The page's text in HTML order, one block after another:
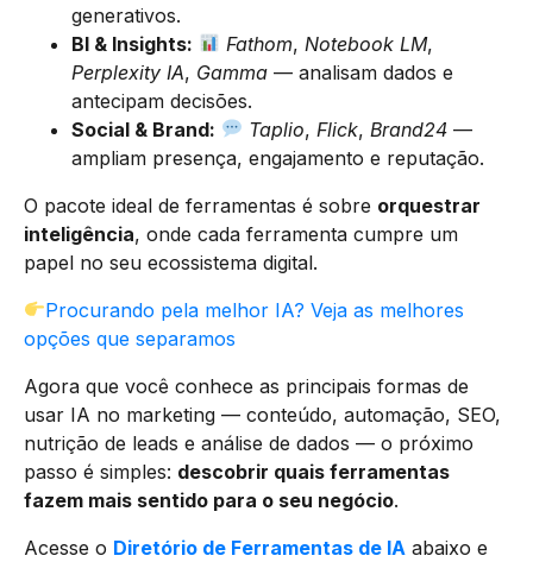
generativos.
BI & Insights:
Fathom, Notebook LM,
Perplexity IA, Gamma — analisam dados e
antecipam decisões.
Social & Brand:
Taplio, Flick, Brand24 —
ampliam presença, engajamento e reputação.
O pacote ideal de ferramentas é sobre orquestrar
inteligência, onde cada ferramenta cumpre um
papel no seu ecossistema digital.
Procurando pela melhor IA? Veja as melhores
opções que separamos
Agora que você conhece as principais formas de
usar IA no marketing — conteúdo, automação, SEO,
nutrição de leads e análise de dados — o próximo
passo é simples: descobrir quais ferramentas
fazem mais sentido para o seu negócio.
Acesse o Diretório de Ferramentas de IA abaixo e